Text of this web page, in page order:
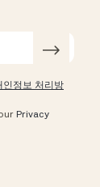
인정보 처리방
Privacy